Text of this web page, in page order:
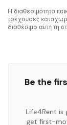
Η διαθεσιμότητα
τρέχουσες
διαθέσιμο αυτή τη
Be the
Life4Rent is
get first-